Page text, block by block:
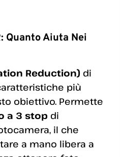
Quanto Aiuta Nei
Reduction) di
più
obiettivo. Permette
a 3 stop di
il che
a mano libera a